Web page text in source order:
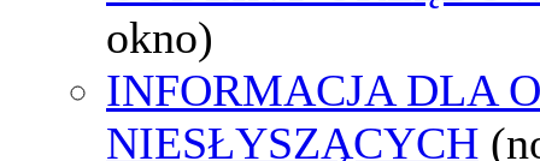
okno)
INFORMACJA DLA
NIESŁYSZĄCYCH